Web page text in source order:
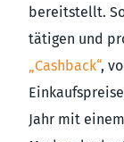
bereitstellt.
tätigen und
„Cashback“,
Jahr mit